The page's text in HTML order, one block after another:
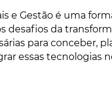
e Gestão é uma
desafios da
para conceber,
essas tecnologias